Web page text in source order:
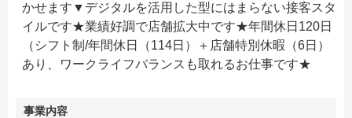
かせます▼デジタルを活用した型にはまらない接客スタ
イルです★業績好調で店舗拡大中です★年間休日120日
（シフト制/年間休日（114日）＋店舗特別休暇（6日）
あり、ワークライフバランスも取れるお仕事です★
事業内容